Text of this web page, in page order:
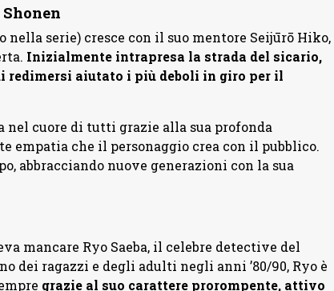
serie) cresce con il suo mentore Seijūrō Hiko,
Inizialmente intrapresa la strada del sicario,
redimersi aiutato i più deboli in giro per il
nel cuore di tutti grazie alla sua profonda
empatia che il personaggio crea con il pubblico.
abbracciando nuove generazioni con la sua
mancare Ryo Saeba, il celebre detective del
dei ragazzi e degli adulti negli anni ’80/90, Ryo è
grazie al suo carattere prorompente, attivo